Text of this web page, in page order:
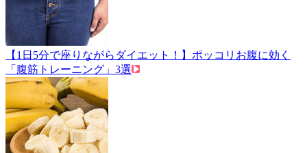
【1日5分で座りながらダイエット！】ポッコリお腹に効く
「腹筋トレーニング」3選